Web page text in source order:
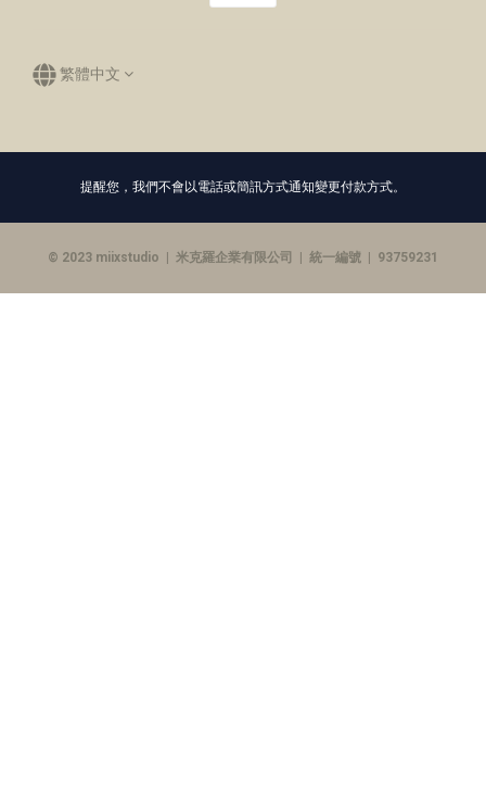
繁體中文
提醒您，我們不會以電話或簡訊方式通知變更付款方式。
© 2023 miixstudio | 米克羅企業有限公司 | 統一編號 | 93759231